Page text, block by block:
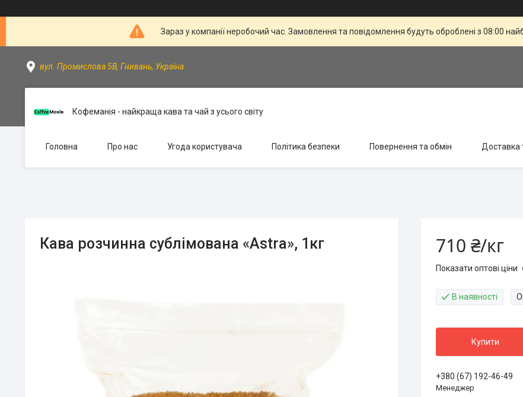
Зараз у компанії неробочий час. Замовлення та повідомлення будуть оброблені з 08:00
вул. Промислова 5В, Гнивань, Україна
Кофеманія - найкраща кава та чай з усього світу
Головна Про нас Угода користувача Політика безпеки Повернення та обмін Доставка
Кава розчинна сублімована «Astra», 1кг 710 ₴/кг
Показати оптові ціни
В наявності
Купити
+380 (67) 192-46-49
Менеджер